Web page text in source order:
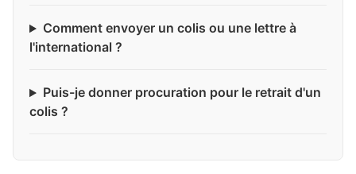
Comment envoyer un colis ou une lettre à
l'international ?
Puis-je donner procuration pour le retrait d'un
colis ?